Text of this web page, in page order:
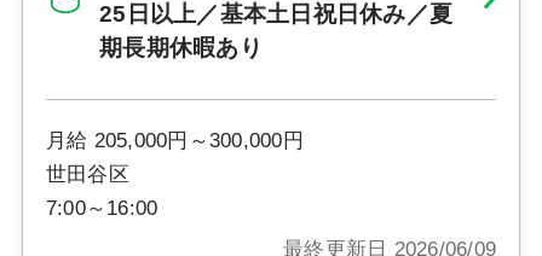
25日以上／基本土日祝日休み／夏
期長期休暇あり
月給 205,000円～300,000円
世田谷区
7:00～16:00
最終更新日 2026/06/09